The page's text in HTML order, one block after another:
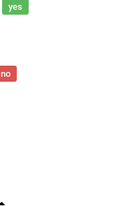
yes
no